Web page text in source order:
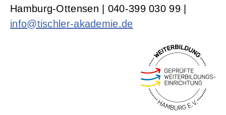
Hamburg-Ottensen | 040-399 030 99 |
info@tischler-akademie.de